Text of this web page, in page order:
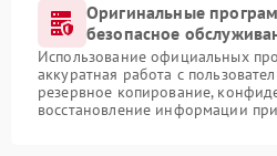
Оригинальные
безопасное
Использование официальных
аккуратная работа с
резервное копирование,
восстановление информации